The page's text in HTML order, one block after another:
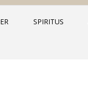
SPIRITUS